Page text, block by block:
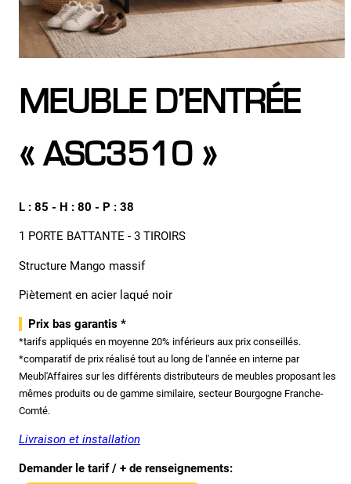
MEUBLE D’ENTRÉE
« ASC3510 »
L : 85 - H : 80 - P : 38
1 PORTE BATTANTE - 3 TIROIRS
Structure Mango massif
Piètement en acier laqué noir
Prix bas garantis *
*tarifs appliqués en moyenne 20% inférieurs aux prix conseillés.
*comparatif de prix réalisé tout au long de l'année en interne par
Meubl'Affaires sur les différents distributeurs de meubles proposant les
mêmes produits ou de gamme similaire, secteur Bourgogne Franche-
Comté.
Livraison et installation
Demander le tarif / + de renseignements: